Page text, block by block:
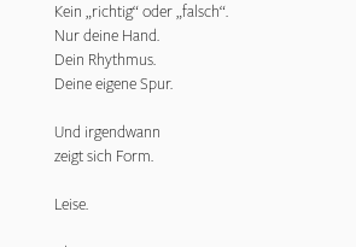
Kein „richtig“ oder „falsch“.
Nur deine Hand.
Dein Rhythmus.
Deine eigene Spur.
Und irgendwann
zeigt sich Form.
Leise.